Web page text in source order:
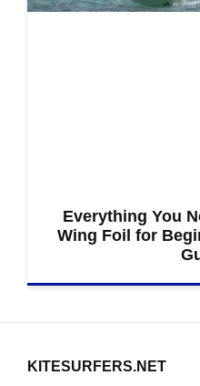
Everything You
Wing Foil for
KITESURFERS.NET